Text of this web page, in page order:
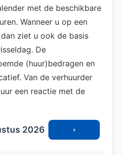
met de beschikbare
Wanneer u op een
ziet u ook de basis
De
(huur)bedragen en
Van de verhuurder
een reactie met de
2026 ›